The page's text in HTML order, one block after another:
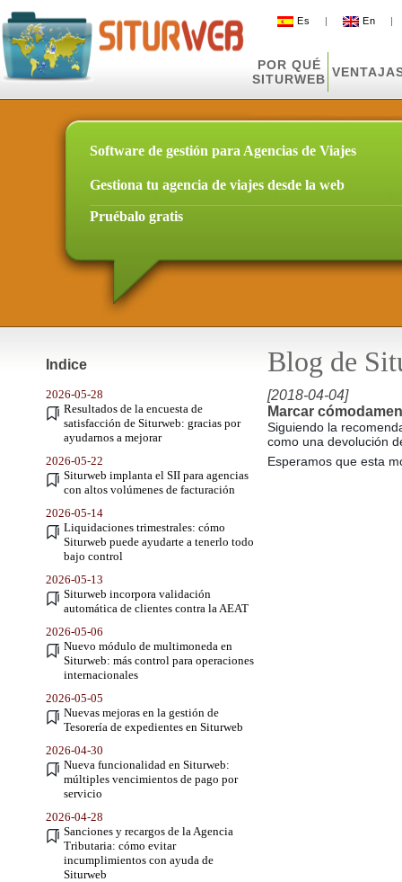
Es | En
POR QUÉ
SITURWEB
Software de gestión para Agencias de Viajes
Gestiona tu agencia de viajes desde la web
Pruébalo gratis
Indice Blog de
2026-05-28
Resultados de la encuesta de
satisfacción de Siturweb: gracias por
ayudarnos a mejorar
2026-05-22
Siturweb implanta el SII para agencias
con altos volúmenes de facturación
2026-05-14
Liquidaciones trimestrales: cómo
Siturweb puede ayudarte a tenerlo todo
bajo control
2026-05-13
Siturweb incorpora validación
automática de clientes contra la AEAT
2026-05-06
Nuevo módulo de multimoneda en
Siturweb: más control para operaciones
internacionales
2026-05-05
Nuevas mejoras en la gestión de
Tesorería de expedientes en Siturweb
2026-04-30
Nueva funcionalidad en Siturweb:
múltiples vencimientos de pago por
servicio
2026-04-28
Sanciones y recargos de la Agencia
Tributaria: cómo evitar
incumplimientos con ayuda de
Siturweb
[2018-04-04]
Marcar
Siguiendo la
como una devolución
Esperamos que esta